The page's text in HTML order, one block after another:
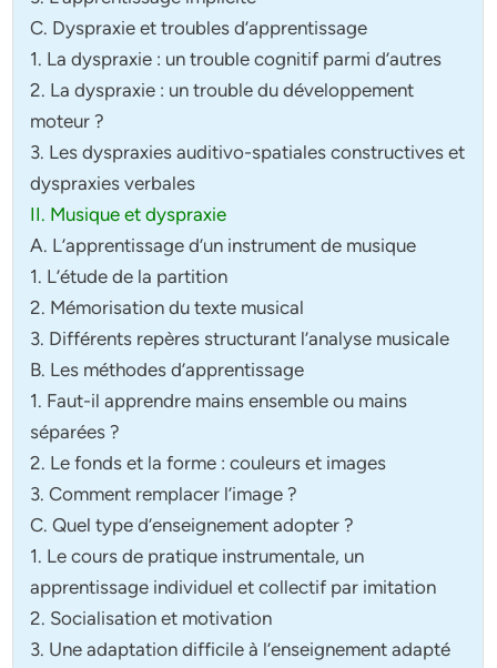
C. Dyspraxie et troubles d’apprentissage
1. La dyspraxie : un trouble cognitif parmi d’autres
2. La dyspraxie : un trouble du développement
moteur ?
3. Les dyspraxies auditivo-spatiales constructives et
dyspraxies verbales
II. Musique et dyspraxie
A. L’apprentissage d’un instrument de musique
1. L’étude de la partition
2. Mémorisation du texte musical
3. Différents repères structurant l’analyse musicale
B. Les méthodes d’apprentissage
1. Faut-il apprendre mains ensemble ou mains
séparées ?
2. Le fonds et la forme : couleurs et images
3. Comment remplacer l’image ?
C. Quel type d’enseignement adopter ?
1. Le cours de pratique instrumentale, un
apprentissage individuel et collectif par imitation
2. Socialisation et motivation
3. Une adaptation difficile à l’enseignement adapté